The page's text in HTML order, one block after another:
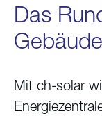
Das
Gebäude
Mit ch-solar